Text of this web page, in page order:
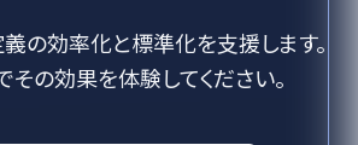
の効率化と標準化を支援します。
その効果を体験してください。